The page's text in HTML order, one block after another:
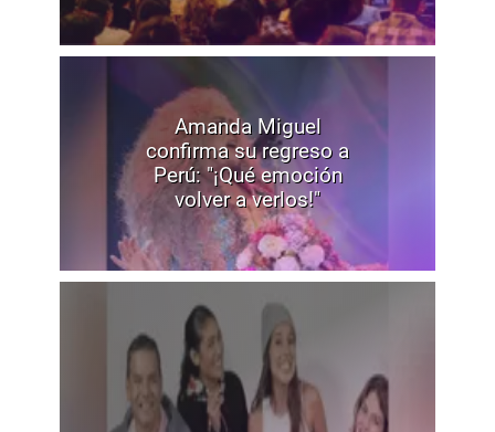
Amanda Miguel
confirma su regreso a
Perú: "¡Qué emoción
volver a verlos!"